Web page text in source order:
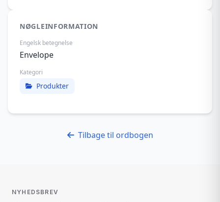
NØGLEINFORMATION
Engelsk betegnelse
Envelope
Kategori
Produkter
Tilbage til ordbogen
NYHEDSBREV